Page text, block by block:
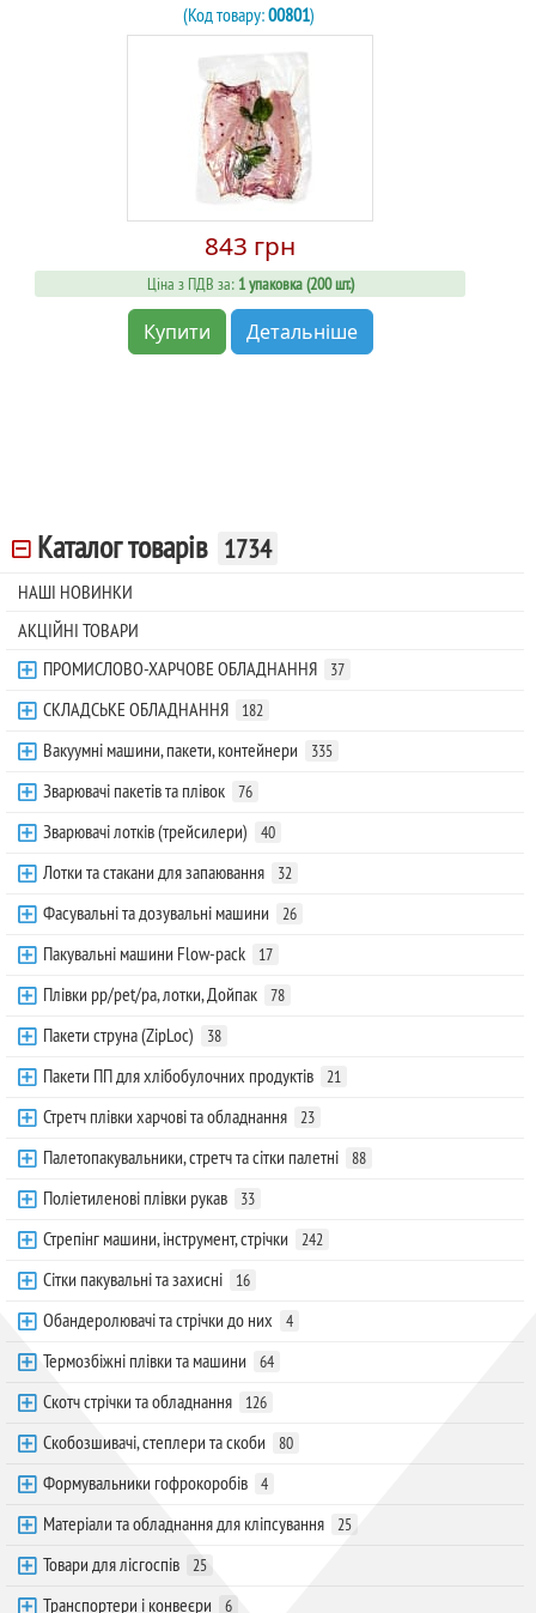
(Код товару:00801)
843 грн
Ціна з ПДВ за: 1 упаковка (200 шт.)
Купити Детальніше
Каталог товарів 1734
НАШІ НОВИНКИ
АКЦІЙНІ ТОВАРИ
ПРОМИСЛОВО-ХАРЧОВЕ ОБЛАДНАННЯ
37
СКЛАДСЬКЕ ОБЛАДНАННЯ 182
Вакуумні машини, пакети, контейнери 335
Зварювачі пакетів та плівок 76
Зварювачі лотків (трейсилери) 40
Лотки та стакани для запаювання 32
Фасувальні та дозувальні машини 26
Пакувальні машини Flow-pack 17
Плівки pp/pet/pa, лотки, Дойпак 78
Пакети струна (ZipLoc) 38
Пакети ПП для хлібобулочних продуктів 21
Стретч плівки харчові та обладнання 23
Палетопакувальники, стретч та сітки палетні 88
Поліетиленові плівки рукав 33
Стрепінг машини, інструмент, стрічки 242
Сітки пакувальні та захисні 16
Обандеролювачі та стрічки до них 4
Термозбіжні плівки та машини 64
Скотч стрічки та обладнання 126
Скобозшивачі, степлери та скоби 80
Формувальники гофрокоробів 4
Матеріали та обладнання для кліпсування 25
Товари для лісгоспів 25
Транспортери і конвеєри 6